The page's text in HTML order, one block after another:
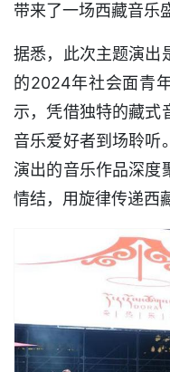
带来了一场西藏音乐
据悉，此次主题演出
的2024年社会面青
示，凭借独特的藏式
音乐爱好者到场聆听
演出的音乐作品深度
情结，用旋律传递西